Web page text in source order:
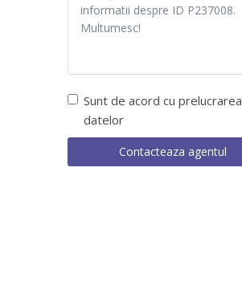
Sunt de acord cu prelucrarea
datelor